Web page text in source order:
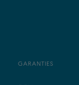
GARANTIES